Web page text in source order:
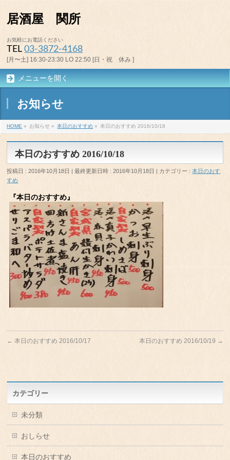
居酒屋 関所
お気軽にお電話ください
TEL03-3872-4168
[月〜土] 16:30-23:30 LO 22:50 [日・祝 休み ]
メニューを開く
お知らせ
HOME » お知らせ » 本日のおすすめ » 本日のおすすめ 2016/10/18
本日のおすすめ 2016/10/18
投稿日 : 2016年10月18日 最終更新日時 : 2016年10月18日 カテゴリー :本日のおす
すめ
『本日のおすすめ』
← 本日のおすすめ 2016/10/17 本日のおすすめ 2016/10/19 →
カテゴリー
未分類
おしらせ
本日のおすすめ